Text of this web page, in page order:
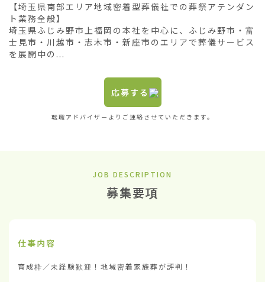
【埼玉県南部エリア地域密着型葬儀社での葬祭アテンダン
ト業務全般】
埼玉県ふじみ野市上福岡の本社を中心に、ふじみ野市・富
士見市・川越市・志木市・新座市のエリアで葬儀サービス
を展開中の...
応募する
転職アドバイザーよりご連絡させていただきます。
JOB DESCRIPTION
募集要項
仕事内容
育成枠／未経験歓迎！地域密着家族葬が評判！